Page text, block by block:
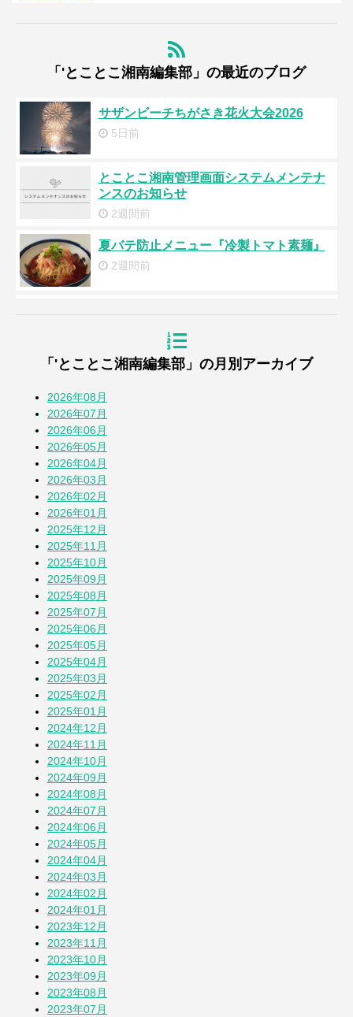
「'とことこ湘南編集部」の最近のブログ
サザンビーチちがさき花火大会2026
5日前
とことこ湘南管理画面システムメンテナ
ンスのお知らせ
2週間前
夏バテ防止メニュー『冷製トマト素麺』
2週間前
『道の駅湘南ちがさき』周年祭
【とことこblog】第108回全国高校野球選
手権 神奈川大会
七夕2026
蚕(かいこ)が繭になるまでの授業
そら豆
「おばさん」は何歳まで？
「'とことこ湘南編集部」の月別アーカイブ
2026年08月
2026年07月
2026年06月
2026年05月
2026年04月
2026年03月
2026年02月
2026年01月
2025年12月
2025年11月
2025年10月
2025年09月
2025年08月
2025年07月
2025年06月
2025年05月
2025年04月
2025年03月
2025年02月
2025年01月
2024年12月
2024年11月
2024年10月
2024年09月
2024年08月
2024年07月
2024年06月
2024年05月
2024年04月
2024年03月
2024年02月
2024年01月
2023年12月
2023年11月
2023年10月
2023年09月
2023年08月
2023年07月